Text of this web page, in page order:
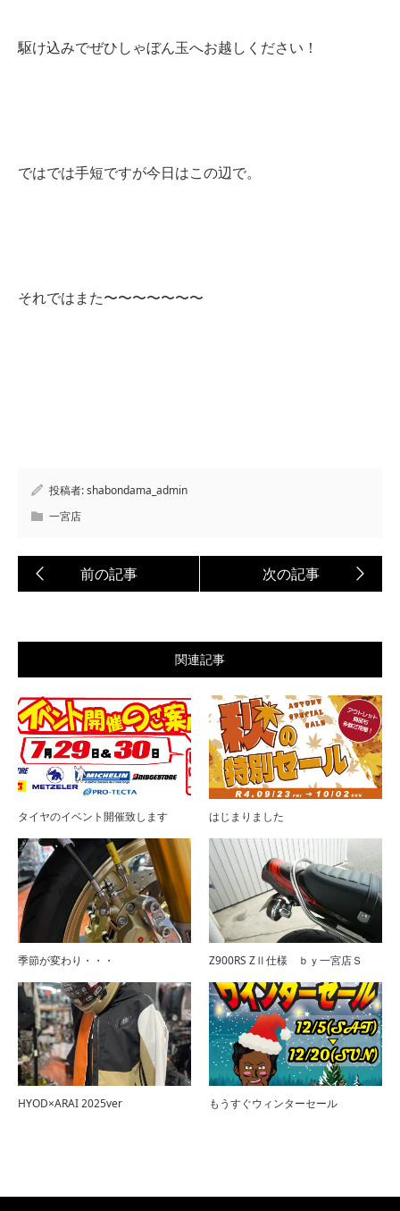
駆け込みでぜひしゃぼん玉へお越しください！
ではでは手短ですが今日はこの辺で。
それではまた〜〜〜〜〜〜〜
投稿者:shabondama_admin
一宮店
関連記事
タイヤのイベント開催致します はじまりました
季節が変わり・・・ Z900RS ZⅡ仕様 ｂｙ一宮店Ｓ
HYOD×ARAI 2025ver もうすぐウィンターセール